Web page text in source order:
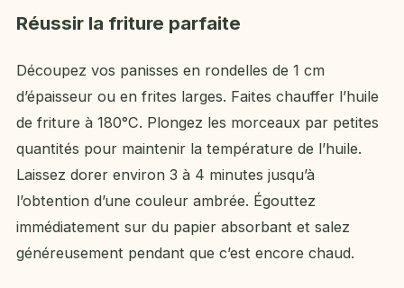
Réussir la friture parfaite
Découpez vos panisses en rondelles de 1 cm
d’épaisseur ou en frites larges. Faites chauffer l’huile
de friture à 180°C. Plongez les morceaux par petites
quantités pour maintenir la température de l’huile.
Laissez dorer environ 3 à 4 minutes jusqu’à
l’obtention d’une couleur ambrée. Égouttez
immédiatement sur du papier absorbant et salez
généreusement pendant que c’est encore chaud.